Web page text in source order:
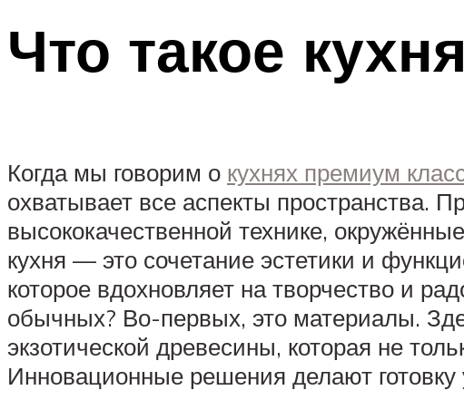
Что такое
Когда мы говорим о кухнях премиум
охватывает все аспекты пространства.
высококачественной технике,
кухня — это сочетание эстетики и
которое вдохновляет на творчество и
обычных? Во-первых, это материалы.
экзотической древесины, которая не
Инновационные решения делают